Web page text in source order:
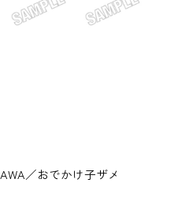
／おでかけ子ザメ